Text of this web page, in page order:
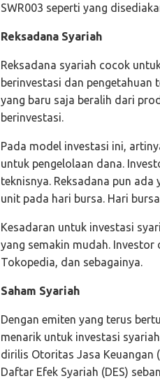
SWR003 seperti yang
Reksadana Syariah
Reksadana syariah cocok
berinvestasi dan pengetahuan
yang baru saja beralih dari
berinvestasi.
Pada model investasi ini,
untuk pengelolaan dana.
teknisnya. Reksadana pun
unit pada hari bursa. Hari
Kesadaran untuk investasi
yang semakin mudah.
Tokopedia, dan sebagainya.
Saham Syariah
Dengan emiten yang terus
menarik untuk investasi
dirilis Otoritas Jasa Keuangan
Daftar Efek Syariah (DES)